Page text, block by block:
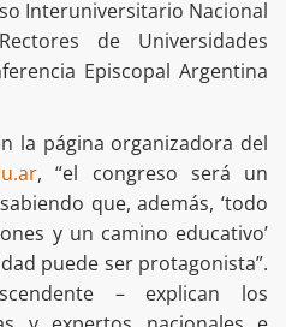
Interuniversitario Nacional
de Universidades
Episcopal Argentina
la página organizadora del
, “el congreso será un
que, además, ‘todo
y un camino educativo’
puede ser protagonista”.
– explican los